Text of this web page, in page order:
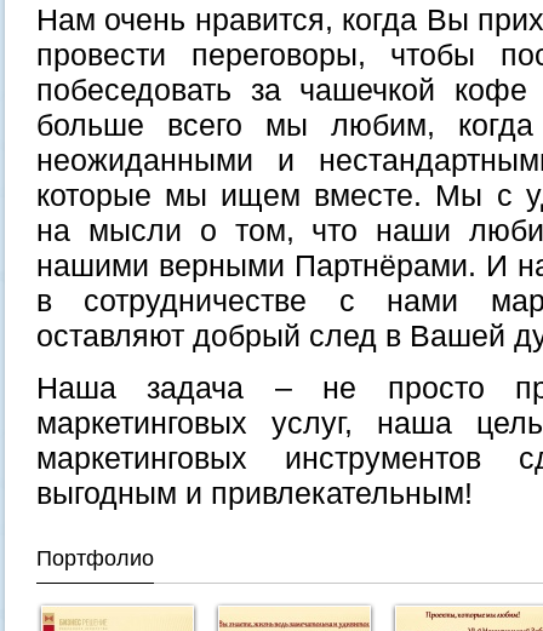
Нам очень нравится, когда Вы
провести переговоры, чтобы
побеседовать за чашечкой
больше всего мы любим,
неожиданными и
которые мы ищем вместе. Мы с
на мысли о том, что наши
нашими верными Партнёрами. И
в сотрудничестве с нами
оставляют добрый след в Вашей
Наша задача – не просто
маркетинговых услуг, наша
маркетинговых
выгодным и привлекательным!
Портфолио